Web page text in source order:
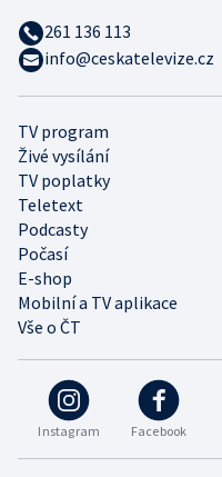
Instagram Facebook
TV program
Živé vysílání
TV poplatky
Teletext
Podcasty
Počasí
E-shop
Mobilní a TV aplikace
Vše o ČT
261 136 113
info@ceskatelevize.cz